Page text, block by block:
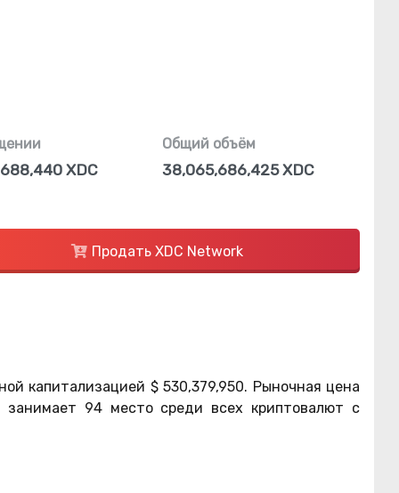
XDC
Общий объём
38,065,686,425 XDC
Продать XDC Network
капитализацией $ 530,379,950. Рыночная цена
94 место среди всех криптовалют с